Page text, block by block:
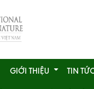
GIỚI THIỆU TIN